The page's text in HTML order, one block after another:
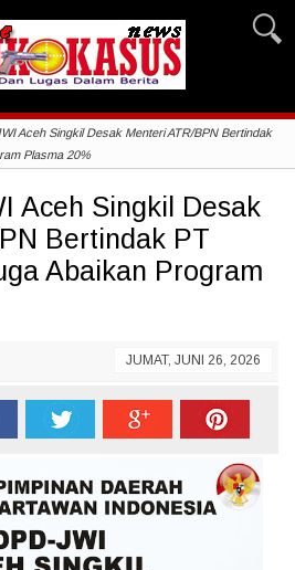
Aceh Singkil Desak Menteri ATR/BPN Bertindak
Plasma 20%
Aceh Singkil Desak
Bertindak PT
Abaikan Program
JUMAT, JUNI 26, 2026